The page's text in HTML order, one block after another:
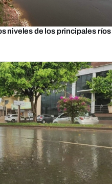
niveles de los principales ríos